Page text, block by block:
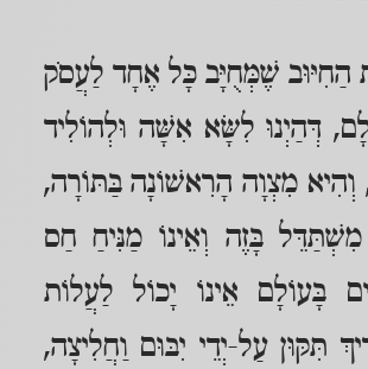
הַחִיּוּב שֶׁמְּחֻיָּב כָּל אֶחָד לַעֲסֹק
דְּהַיְנוּ לִשָּׂא אִשָּׁה וּלְהוֹלִיד
וְהִיא מִצְוָה הָרִאשׁוֹנָה בַּתּוֹרָה,
מִשְׁתַּדֵּל בָּזֶה וְאֵינוֹ מַנִּיחַ חַס
בָּעוֹלָם אֵינוֹ יָכוֹל לַעֲלוֹת
תִּקּוּן עַל-יְדֵי יִבּוּם וַחֲלִיצָה,